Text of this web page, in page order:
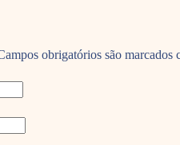
obrigatórios são marcados